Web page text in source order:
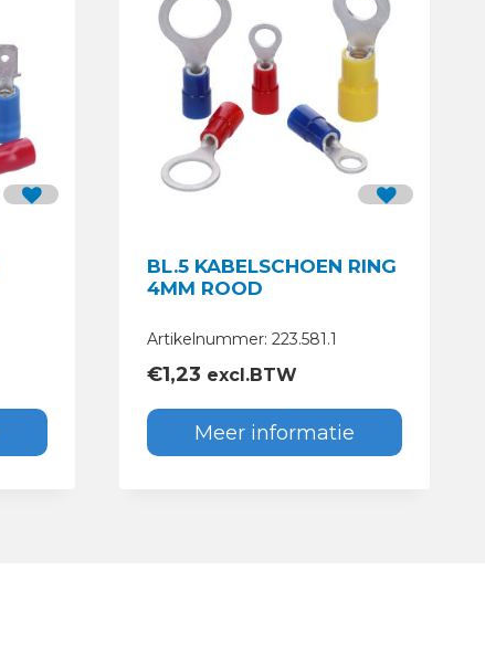
BL.5 KABELSCHOEN RING
4MM ROOD
Artikelnummer: 223.581.1
€1,23 excl.BTW
Meer informatie